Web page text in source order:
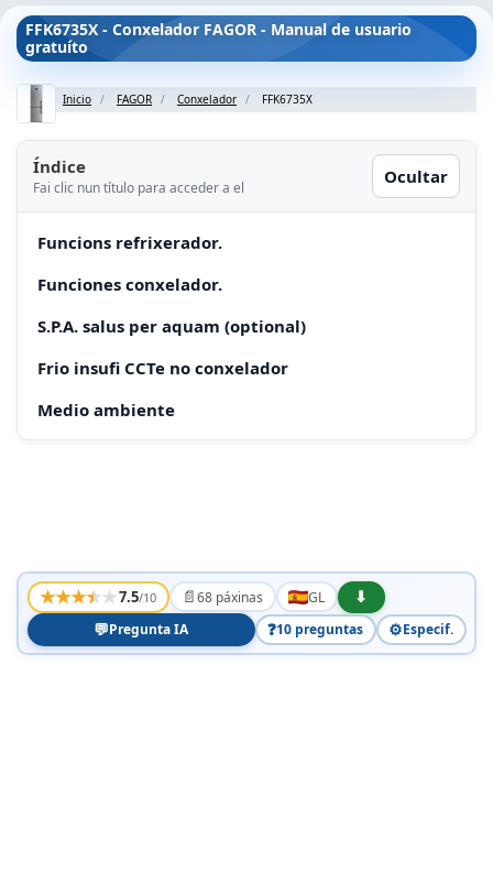
FFK6735X - Conxelador FAGOR - Manual de usuario
gratuíto
Inicio FAGOR Conxelador FFK6735X
Índice
Fai clic nun título para acceder a el
Ocultar
Funcions refrixerador.
Funciones conxelador.
S.P.A. salus per aquam (optional)
Frio insufi CCTe no conxelador
Medio ambiente
★★★★★7.5/10 📄68 páxinas GL
⬇
💬Pregunta IA ❓10 preguntas ⚙️Especif.